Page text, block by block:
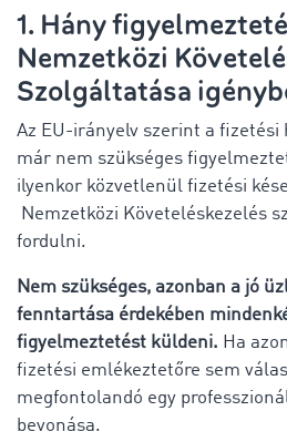
1. Hány
Nemzetközi
Szolgáltatása
Az EU-irányelv szerint a
már nem szükséges
ilyenkor közvetlenül fizetési
Nemzetközi Követeléskezelés
fordulni.
Nem szükséges, azonban a jó
fenntartása érdekében
figyelmeztetést küldeni. Ha
fizetési emlékeztetőre sem
megfontolandó egy
bevonása.